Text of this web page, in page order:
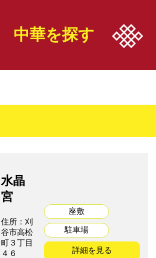
内所
中華を探す
水晶
宮
住所：刈
谷市高松
町３丁目
４６
座敷
駐車場
詳細を見る